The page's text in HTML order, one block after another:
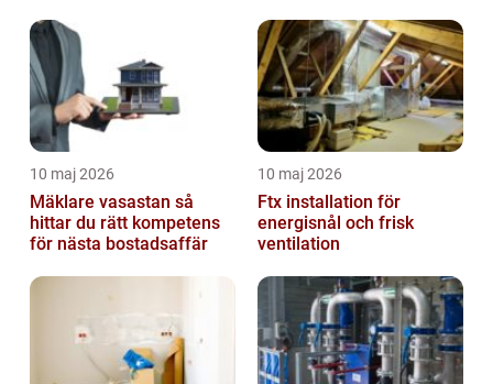
10 maj 2026
Mäklare vasastan så
hittar du rätt kompetens
för nästa bostadsaffär
10 maj 2026
Ftx installation för
energisnål och frisk
ventilation